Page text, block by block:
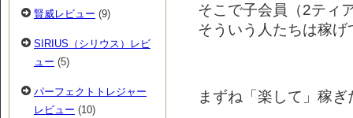
そこで子会員（2ティ
そういう人たちは稼
まずね「楽して」稼
賢威レビュー (9)
SIRIUS（シリウス）レビ
ュー (5)
パーフェクトトレジャー
レビュー (10)